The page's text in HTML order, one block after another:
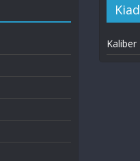
Kaliber